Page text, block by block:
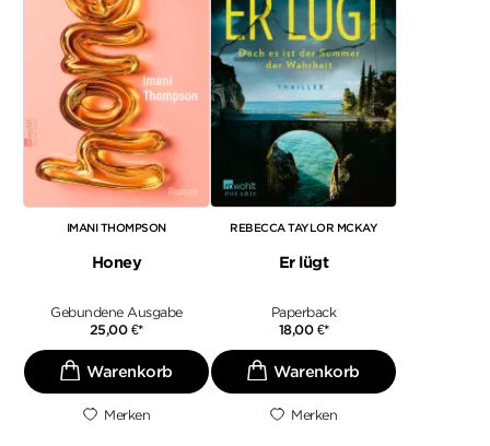
IMANI THOMPSON
Honey
Gebundene Ausgabe
25,00 €*
Merken
REBECCA TAYLOR MCKAY
Er lügt
Paperback
18,00 €*
Merken